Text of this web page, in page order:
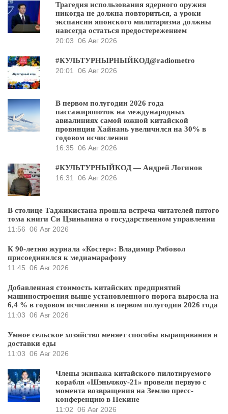
Трагедия использования ядерного оружия
никогда не должна повториться, а уроки
экспансии японского милитаризма должны
навсегда остаться предостережением
20:03 06 Авг 2026
#КУЛЬТУРНЫРНЫЙКОД@radiometro
20:01 06 Авг 2026
В первом полугодии 2026 года
пассажиропоток на международных
авиалиниях самой южной китайской
провинции Хайнань увеличился на 30% в
годовом исчислении
16:35 06 Авг 2026
#КУЛЬТУРНЫЙКОД — Андрей Логинов
16:31 06 Авг 2026
В столице Таджикистана прошла встреча читателей пятого
тома книги Си Цзиньпина о государственном управлении
11:56 06 Авг 2026
К 90-летию журнала «Костер»: Владимир Рябовол
присоединился к медиамарафону
11:45 06 Авг 2026
Добавленная стоимость китайских предприятий
машиностроения выше установленного порога выросла на
6,4 % в годовом исчислении в первом полугодии 2026 года
11:03 06 Авг 2026
Умное сельское хозяйство меняет способы выращивания и
доставки еды
11:03 06 Авг 2026
Члены экипажа китайского пилотируемого
корабля «Шэньчжоу-21» провели первую с
момента возвращения на Землю пресс-
конференцию в Пекине
11:02 06 Авг 2026